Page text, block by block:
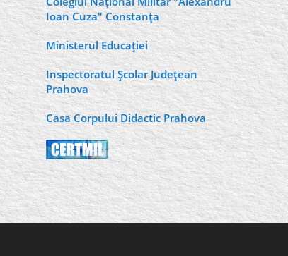
Ioan Cuza" Constanţa
Ministerul Educaţiei
Inspectoratul Şcolar Judeţean
Prahova
Casa Corpului Didactic Prahova